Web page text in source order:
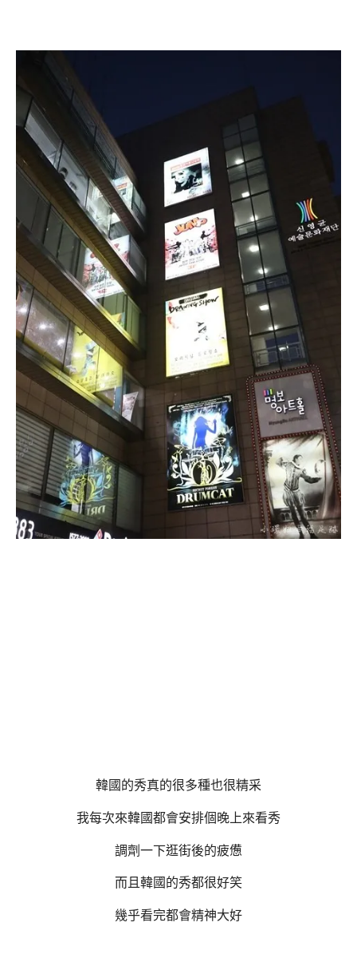
韓國的秀真的很多種也很精采
我每次來韓國都會安排個晚上來看秀
調劑一下逛街後的疲憊
而且韓國的秀都很好笑
幾乎看完都會精神大好